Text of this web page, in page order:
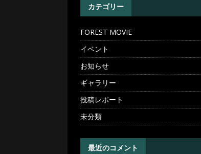
カテゴリー
FOREST MOVIE
イベント
お知らせ
ギャラリー
投稿レポート
未分類
最近のコメント